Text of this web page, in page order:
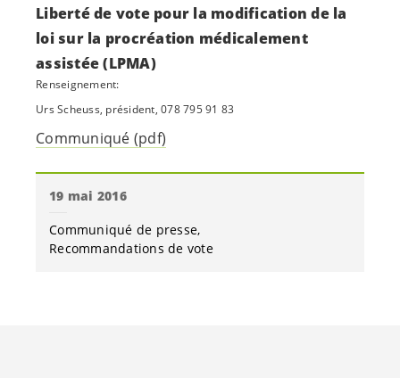
Liberté de vote pour la modification de la
loi sur la procréation médicalement
assistée (LPMA)
Renseignement:
Urs Scheuss, président, 078 795 91 83
Communiqué (pdf)
19 mai 2016
Communiqué de presse
Recommandations de vote